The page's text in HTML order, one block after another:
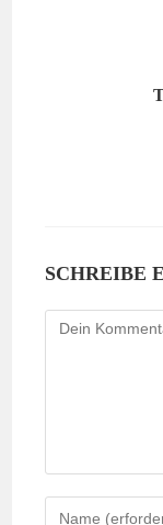
SCHREIBE
Kommentieren